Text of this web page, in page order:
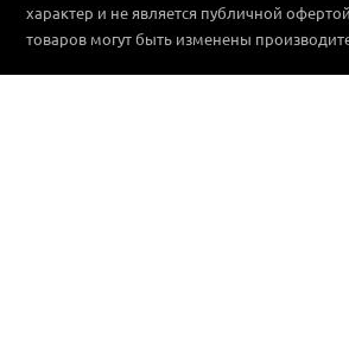
характер и не является публичной
товаров могут быть изменены